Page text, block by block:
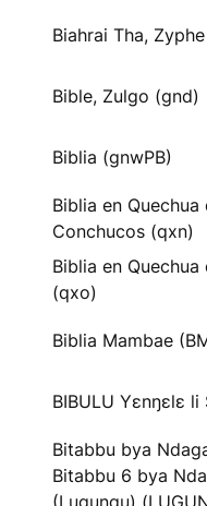
Biahrai Tha,
Bible, Zulgo (gnd)
Biblia (gnwPB)
Biblia en
Conchucos (qxn)
Biblia en
(qxo)
Biblia Mambae
BIBULU Yɛnŋɛlɛ li
Bitabbu bya
Bitabbu 6 bya
(Lugungu)